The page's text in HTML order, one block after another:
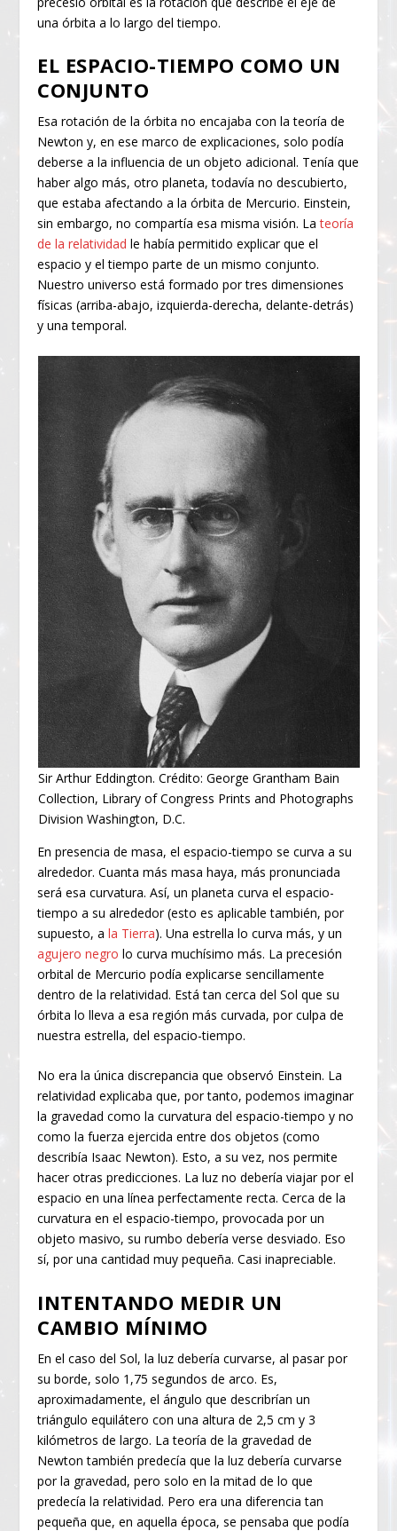
una órbita a lo largo del tiempo.
EL ESPACIO-TIEMPO COMO UN
CONJUNTO
Esa rotación de la órbita no encajaba con la teoría de
Newton y, en ese marco de explicaciones, solo podía
deberse a la influencia de un objeto adicional. Tenía que
haber algo más, otro planeta, todavía no descubierto,
que estaba afectando a la órbita de Mercurio. Einstein,
sin embargo, no compartía esa misma visión. Lateoría
de la relatividad le había permitido explicar que el
espacio y el tiempo parte de un mismo conjunto.
Nuestro universo está formado por tres dimensiones
físicas (arriba-abajo, izquierda-derecha, delante-detrás)
y una temporal.
Sir Arthur Eddington. Crédito: George Grantham Bain
Collection, Library of Congress Prints and Photographs
Division Washington, D.C.
En presencia de masa, el espacio-tiempo se curva a su
alrededor. Cuanta más masa haya, más pronunciada
será esa curvatura. Así, un planeta curva el espacio-
tiempo a su alrededor (esto es aplicable también, por
supuesto, ala Tierra). Una estrella lo curva más, y un
agujero negro lo curva muchísimo más. La precesión
orbital de Mercurio podía explicarse sencillamente
dentro de la relatividad. Está tan cerca del Sol que su
órbita lo lleva a esa región más curvada, por culpa de
nuestra estrella, del espacio-tiempo.
No era la única discrepancia que observó Einstein. La
relatividad explicaba que, por tanto, podemos imaginar
la gravedad como la curvatura del espacio-tiempo y no
como la fuerza ejercida entre dos objetos (como
describía Isaac Newton). Esto, a su vez, nos permite
hacer otras predicciones. La luz no debería viajar por el
espacio en una línea perfectamente recta. Cerca de la
curvatura en el espacio-tiempo, provocada por un
objeto masivo, su rumbo debería verse desviado. Eso
sí, por una cantidad muy pequeña. Casi inapreciable.
INTENTANDO MEDIR UN
CAMBIO MÍNIMO
En el caso del Sol, la luz debería curvarse, al pasar por
su borde, solo 1,75 segundos de arco. Es,
aproximadamente, el ángulo que describrían un
triángulo equilátero con una altura de 2,5 cm y 3
kilómetros de largo. La teoría de la gravedad de
Newton también predecía que la luz debería curvarse
por la gravedad, pero solo en la mitad de lo que
predecía la relatividad. Pero era una diferencia tan
pequeña que, en aquella época, se pensaba que podía